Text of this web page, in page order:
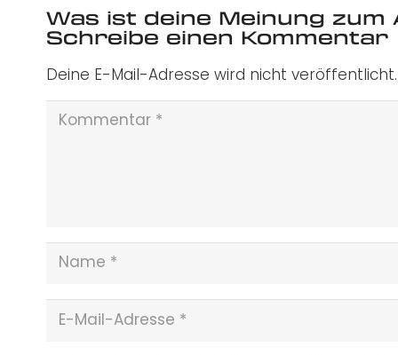
Was ist deine Meinung zum
Schreibe einen Kommentar
Deine E-Mail-Adresse wird nicht veröffentlicht.